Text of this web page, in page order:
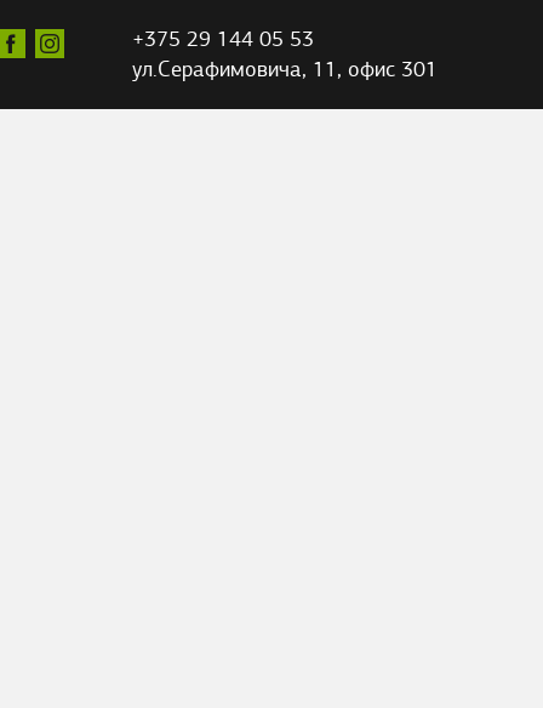
+375 29 144 05 53
ул.Серафимовича, 11, офис 301